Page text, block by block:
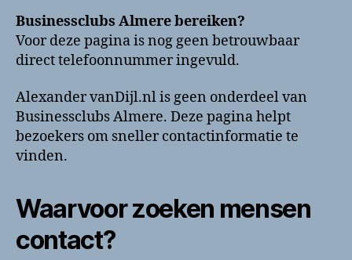
Businessclubs Almere bereiken?
Voor deze pagina is nog geen betrouwbaar
direct telefoonnummer ingevuld.
Alexander vanDijl.nl is geen onderdeel van
Businessclubs Almere. Deze pagina helpt
bezoekers om sneller contactinformatie te
vinden.
Waarvoor zoeken mensen
contact?